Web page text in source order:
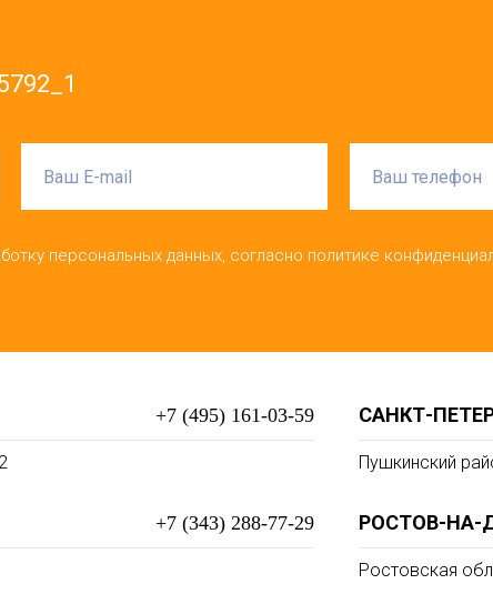
персональных данных, согласно политике
+7 (495) 161-03-59
+7 (343) 288-77-29
САНКТ-
Пушкинский
РОСТОВ-НА-
Ростовская